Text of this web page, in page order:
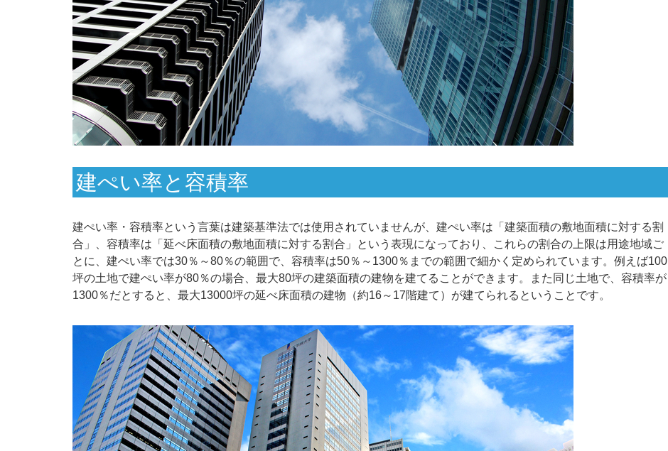
建ぺい率と容積率
建ぺい率・容積率という言葉は建築基準法では使用されていませんが、建ぺい率は「建築面積の敷地面積に対する割
合」、容積率は「延べ床面積の敷地面積に対する割合」という表現になっており、これらの割合の上限は用途地域ご
とに、建ぺい率では30％～80％の範囲で、容積率は50％～1300％までの範囲で細かく定められています。例えば100
坪の土地で建ぺい率が80％の場合、最大80坪の建築面積の建物を建てることができます。また同じ土地で、容積率が
1300％だとすると、最大13000坪の延べ床面積の建物（約16～17階建て）が建てられるということです。